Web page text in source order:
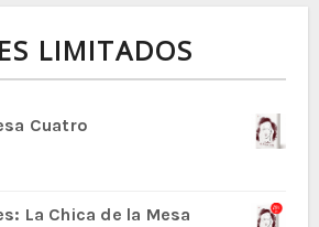
LIMITADOS
Cuatro
La Chica de la Mesa